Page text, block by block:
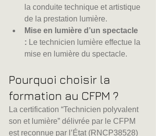
la conduite technique et artistique
de la prestation lumière.
Mise en lumière d’un spectacle
: Le technicien lumière effectue la
mise en lumière du spectacle.
Pourquoi choisir la
formation au CFPM ?
La certification “Technicien polyvalent
son et lumière” délivrée par le CFPM
est reconnue par l’État (RNCP38528)